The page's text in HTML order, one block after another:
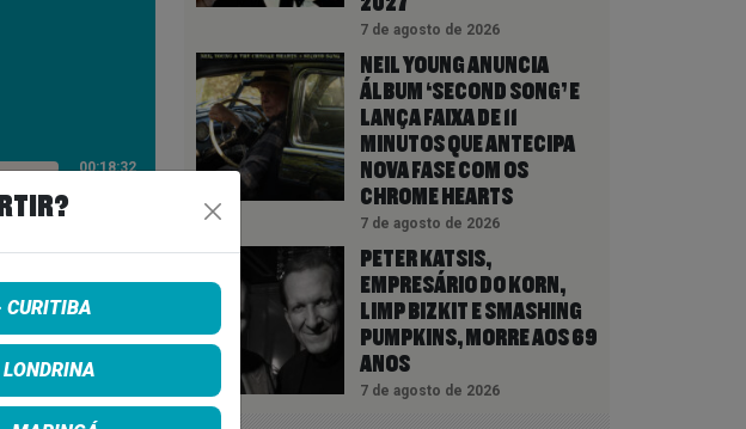
00:18:32
7 de agosto de 2026
NEIL YOUNG ANUNCIA
ÁLBUM ‘SECOND SONG’ E
LANÇA FAIXA DE 11
MINUTOS QUE ANTECIPA
NOVA FASE COM OS
CHROME HEARTS
7 de agosto de 2026
PETER KATSIS,
EMPRESÁRIO DO KORN,
LIMP BIZKIT E SMASHING
PUMPKINS, MORRE AOS 69
ANOS
7 de agosto de 2026
CURITIBA